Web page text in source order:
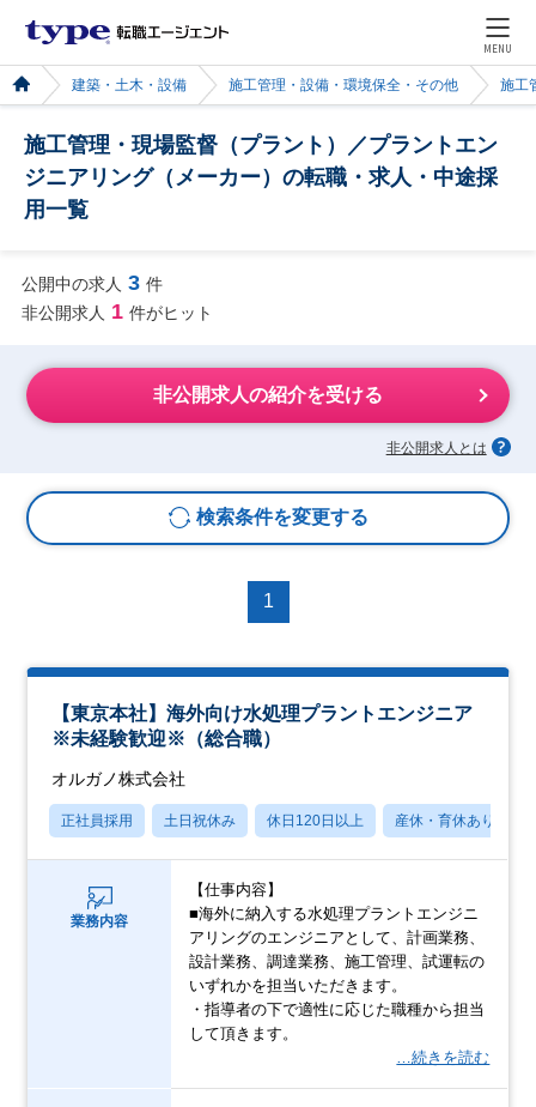
MENU
建築・土木・設備 施工管理・設備・環境保全・その他 施工
施工管理・現場監督（プラント）／プラントエン
ジニアリング（メーカー）の転職・求人・中途採
用一覧
公開中の求人 3 件
非公開求人 1 件がヒット
非公開求人の紹介を受ける
非公開求人とは
検索条件を変更する
1
【東京本社】海外向け水処理プラントエンジニア
※未経験歓迎※（総合職）
オルガノ株式会社
正社員採用 土日祝休み 休日120日以上 産休・育休あり
業務内容
【仕事内容】
■海外に納入する水処理プラントエンジニ
アリングのエンジニアとして、計画業務、
設計業務、調達業務、施工管理、試運転の
いずれかを担当いただきます。
・指導者の下で適性に応じた職種から担当
して頂きます。
…続きを読む